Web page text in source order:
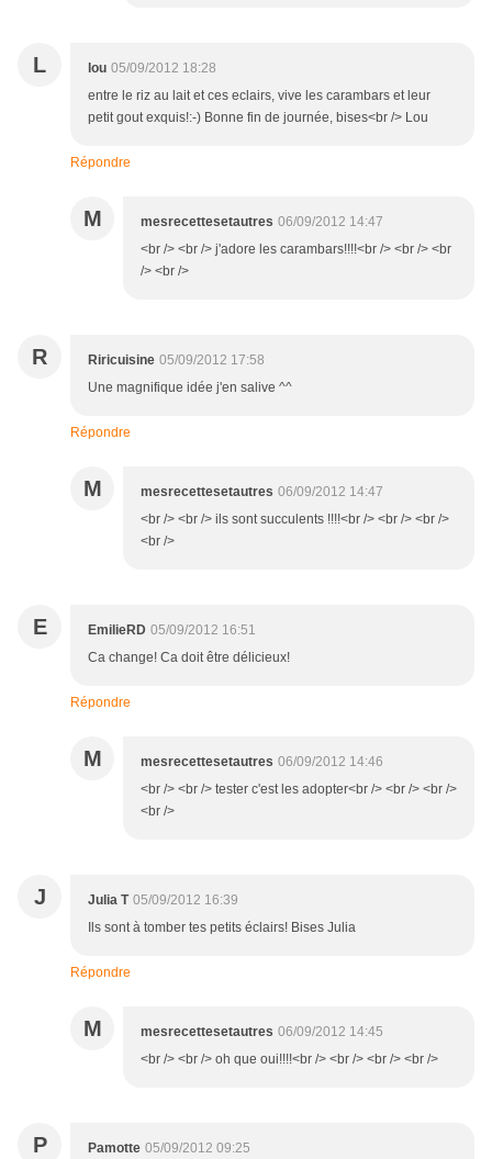
L lou 05/09/2012 18:28
entre le riz au lait et ces eclairs, vive les carambars et leur
petit gout exquis!:-) Bonne fin de journée, bises<br /> Lou
Répondre
M mesrecettesetautres 06/09/2012 14:47
<br /> <br /> j'adore les carambars!!!!<br /> <br /> <br
/> <br />
R Riricuisine 05/09/2012 17:58
Une magnifique idée j'en salive ^^
Répondre
M mesrecettesetautres 06/09/2012 14:47
<br /> <br /> ils sont succulents !!!!<br /> <br /> <br />
<br />
E EmilieRD 05/09/2012 16:51
Ca change! Ca doit être délicieux!
Répondre
M mesrecettesetautres 06/09/2012 14:46
<br /> <br /> tester c'est les adopter<br /> <br /> <br />
<br />
J Julia T 05/09/2012 16:39
Ils sont à tomber tes petits éclairs! Bises Julia
Répondre
M mesrecettesetautres 06/09/2012 14:45
<br /> <br /> oh que oui!!!!<br /> <br /> <br /> <br />
P Pamotte 05/09/2012 09:25